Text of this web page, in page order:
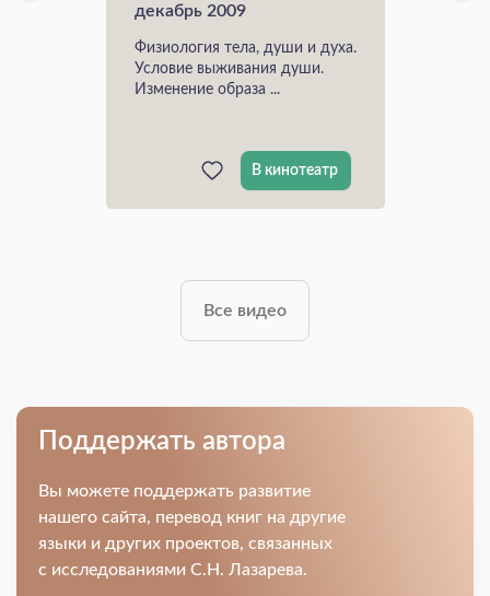
декабрь 2009
Физиология тела, души и духа.
Условие выживания души.
Изменение образа ...
В кинотеатр
Все видео
Поддержать автора
Вы можете поддержать развитие
нашего сайта, перевод книг на другие
языки и других проектов, связанных
с исследованиями С.Н. Лазарева.